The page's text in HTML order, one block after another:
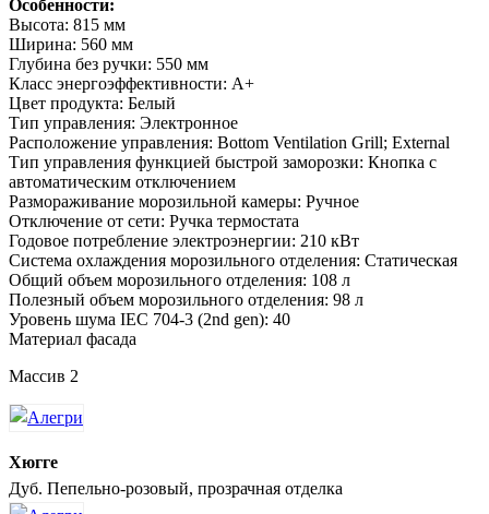
Особенности:
Высота: 815 мм
Ширина: 560 мм
Глубина без ручки: 550 мм
Класс энергоэффективности: A+
Цвет продукта: Белый
Тип управления: Электронное
Расположение управления: Bottom Ventilation Grill; External
Тип управления функцией быстрой заморозки: Кнопка с
автоматическим отключением
Размораживание морозильной камеры: Ручное
Отключение от сети: Ручка термостата
Годовое потребление электроэнергии: 210 кВт
Система охлаждения морозильного отделения: Статическая
Общий объем морозильного отделения: 108 л
Полезный объем морозильного отделения: 98 л
Уровень шума IEC 704-3 (2nd gen): 40
Материал фасада
Массив 2
Хюгге
Дуб. Пепельно-розовый, прозрачная отделка